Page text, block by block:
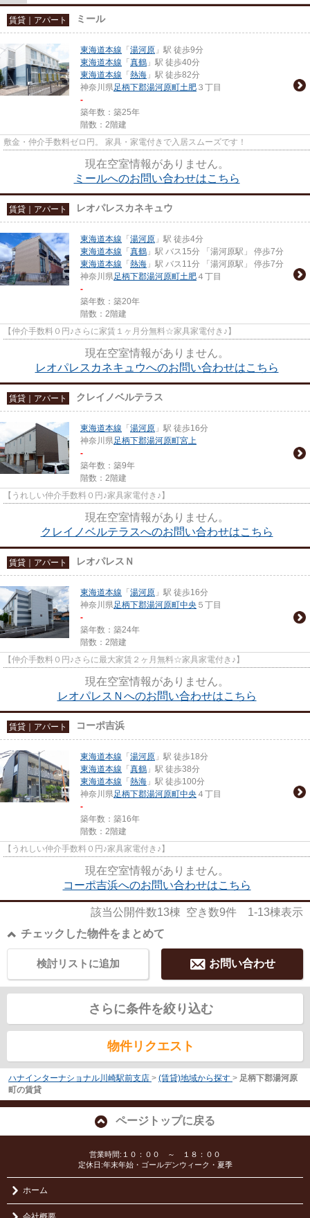
賃貸｜アパート ミール
東海道本線 「 湯河原 」駅 徒歩9分
東海道本線 「 真鶴 」駅 徒歩40分
東海道本線 「 熱海 」駅 徒歩82分
神奈川県足柄下郡湯河原町土肥 ３丁目
-
築年数：築25年
階数：2階建
敷金・仲介手数料ゼロ円。 家具・家電付きで入居スムーズです！
現在空室情報がありません。
ミールへのお問い合わせはこちら
賃貸｜アパート レオパレスカネキュウ
東海道本線 「 湯河原 」駅 徒歩4分
東海道本線 「 真鶴 」駅 バス15分 「湯河原駅」 停歩7分
東海道本線 「 熱海 」駅 バス11分 「湯河原駅」 停歩7分
神奈川県足柄下郡湯河原町土肥 ４丁目
-
築年数：築20年
階数：2階建
【仲介手数料０円♪さらに家賃１ヶ月分無料☆家具家電付き♪】
現在空室情報がありません。
レオパレスカネキュウへのお問い合わせはこちら
賃貸｜アパート クレイノベルテラス
東海道本線 「 湯河原 」駅 徒歩16分
神奈川県足柄下郡湯河原町宮上
-
築年数：築9年
階数：2階建
【うれしい仲介手数料０円♪家具家電付き♪】
現在空室情報がありません。
クレイノベルテラスへのお問い合わせはこちら
賃貸｜アパート レオパレスＮ
東海道本線 「 湯河原 」駅 徒歩16分
神奈川県足柄下郡湯河原町中央 ５丁目
-
築年数：築24年
階数：2階建
【仲介手数料０円♪さらに最大家賃２ヶ月無料☆家具家電付き♪】
現在空室情報がありません。
レオパレスＮへのお問い合わせはこちら
賃貸｜アパート コーポ吉浜
東海道本線 「 湯河原 」駅 徒歩18分
東海道本線 「 真鶴 」駅 徒歩38分
東海道本線 「 熱海 」駅 徒歩100分
神奈川県足柄下郡湯河原町中央 ４丁目
-
築年数：築16年
階数：2階建
【うれしい仲介手数料０円♪家具家電付き♪】
現在空室情報がありません。
コーポ吉浜へのお問い合わせはこちら
該当公開件数13棟 空き数9件 1-13棟表示
チェックした物件をまとめて
お問い合わせ
検討リストに追加
さらに条件を絞り込む
物件リクエスト
ハナインターナショナル川崎駅前支店 > (賃貸)地域から探す > 足柄下郡湯河原
町の賃貸
ページトップに戻る
営業時間:１０：００ ～ １８：００
定休日:年末年始・ゴールデンウィーク・夏季
ホーム